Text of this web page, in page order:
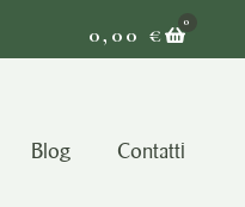
0,00 €
0
Blog Contatti